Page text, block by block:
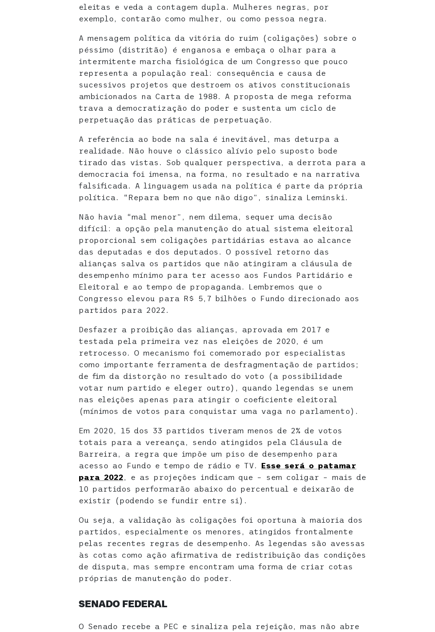
eleitas e veda a contagem dupla. Mulheres negras, por
exemplo, contarão como mulher, ou como pessoa negra.
A mensagem política da vitória do ruim (coligações) sobre o
péssimo (distritão) é enganosa e embaça o olhar para a
intermitente marcha fisiológica de um Congresso que pouco
representa a população real: consequência e causa de
sucessivos projetos que destroem os ativos constitucionais
ambicionados na Carta de 1988. A proposta de mega reforma
trava a democratização do poder e sustenta um ciclo de
perpetuação das práticas de perpetuação.
A referência ao bode na sala é inevitável, mas deturpa a
realidade. Não houve o clássico alívio pelo suposto bode
tirado das vistas. Sob qualquer perspectiva, a derrota para a
democracia foi imensa, na forma, no resultado e na narrativa
falsificada. A linguagem usada na política é parte da própria
política. “Repara bem no que não digo”, sinaliza Leminski.
Não havia “mal menor”, nem dilema, sequer uma decisão
difícil: a opção pela manutenção do atual sistema eleitoral
proporcional sem coligações partidárias estava ao alcance
das deputadas e dos deputados. O possível retorno das
alianças salva os partidos que não atingiram a cláusula de
desempenho mínimo para ter acesso aos Fundos Partidário e
Eleitoral e ao tempo de propaganda. Lembremos que o
Congresso elevou para R$ 5,7 bilhões o Fundo direcionado aos
partidos para 2022.
Desfazer a proibição das alianças, aprovada em 2017 e
testada pela primeira vez nas eleições de 2020, é um
retrocesso. O mecanismo foi comemorado por especialistas
como importante ferramenta de desfragmentação de partidos;
de fim da distorção no resultado do voto (a possibilidade
votar num partido e eleger outro), quando legendas se unem
nas eleições apenas para atingir o coeficiente eleitoral
(mínimos de votos para conquistar uma vaga no parlamento).
Em 2020, 15 dos 33 partidos tiveram menos de 2% de votos
totais para a vereança, sendo atingidos pela Cláusula de
Barreira, a regra que impõe um piso de desempenho para
acesso ao Fundo e tempo de rádio e TV. Esse será o patamar
para 2022, e as projeções indicam que – sem coligar – mais de
10 partidos performarão abaixo do percentual e deixarão de
existir (podendo se fundir entre si).
Ou seja, a validação às coligações foi oportuna à maioria dos
partidos, especialmente os menores, atingidos frontalmente
pelas recentes regras de desempenho. As legendas são avessas
às cotas como ação afirmativa de redistribuição das condições
de disputa, mas sempre encontram uma forma de criar cotas
próprias de manutenção do poder.
SENADO FEDERAL
O Senado recebe a PEC e sinaliza pela rejeição, mas não abre